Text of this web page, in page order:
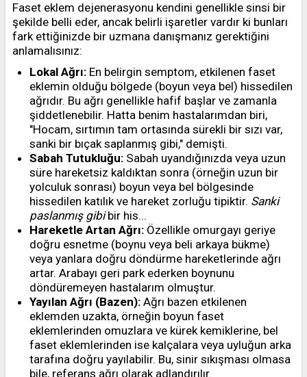
Faset eklem dejenerasyonu kendini genellikle sinsi bir
şekilde belli eder, ancak belirli işaretler vardır ki bunları
fark ettiğinizde bir uzmana danışmanız gerektiğini
anlamalısınız:
Lokal Ağrı: En belirgin semptom, etkilenen faset
eklemin olduğu bölgede (boyun veya bel) hissedilen
ağrıdır. Bu ağrı genellikle hafif başlar ve zamanla
şiddetlenebilir. Hatta benim hastalarımdan biri,
"Hocam, sırtımın tam ortasında sürekli bir sızı var,
sanki bir bıçak saplanmış gibi," demişti.
Sabah Tutukluğu: Sabah uyandığınızda veya uzun
süre hareketsiz kaldıktan sonra (örneğin uzun bir
yolculuk sonrası) boyun veya bel bölgesinde
hissedilen katılık ve hareket zorluğu tipiktir. Sanki
paslanmış gibibir his...
Hareketle Artan Ağrı: Özellikle omurgayı geriye
doğru esnetme (boynu veya beli arkaya bükme)
veya yanlara doğru döndürme hareketlerinde ağrı
artar. Arabayı geri park ederken boynunu
döndüremeyen hastalarım olmuştur.
Yayılan Ağrı (Bazen): Ağrı bazen etkilenen
eklemden uzakta, örneğin boyun faset
eklemlerinden omuzlara ve kürek kemiklerine, bel
faset eklemlerinden ise kalçalara veya uyluğun arka
tarafına doğru yayılabilir. Bu, sinir sıkışması olmasa
bile, referans ağrı olarak adlandırılır.